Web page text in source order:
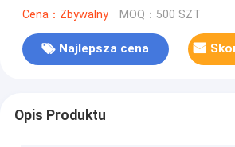
załamania światła: 1,47. Długość
Cena：Zbywalny MOQ：500 SZT
Najlepsza cena
Opis Produktu